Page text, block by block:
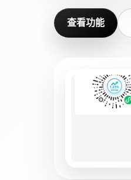
查看功能